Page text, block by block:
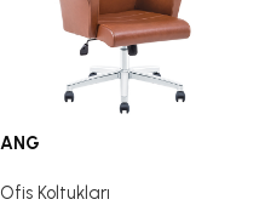
ANG
Ofis Koltukları